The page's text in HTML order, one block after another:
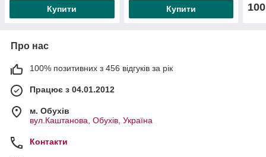
Купити Купити 100
Про нас
100% позитивних з 456 відгуків за рік
Працює з 04.01.2012
м. Обухів
вул.Каштанова, Обухів, Україна
Контакти